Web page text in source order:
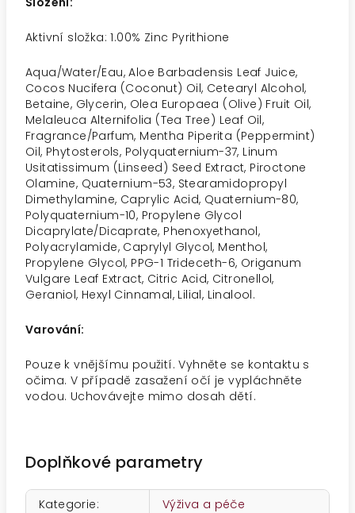
Aktivní složka: 1.00% Zinc Pyrithione
Aqua/Water/Eau, Aloe Barbadensis Leaf Juice,
Cocos Nucifera (Coconut) Oil, Cetearyl Alcohol,
Betaine, Glycerin, Olea Europaea (Olive) Fruit Oil,
Melaleuca Alternifolia (Tea Tree) Leaf Oil,
Fragrance/Parfum, Mentha Piperita (Peppermint)
Oil, Phytosterols, Polyquaternium-37, Linum
Usitatissimum (Linseed) Seed Extract, Piroctone
Olamine, Quaternium-53, Stearamidopropyl
Dimethylamine, Caprylic Acid, Quaternium-80,
Polyquaternium-10, Propylene Glycol
Dicaprylate/Dicaprate, Phenoxyethanol,
Polyacrylamide, Caprylyl Glycol, Menthol,
Propylene Glycol, PPG-1 Trideceth-6, Origanum
Vulgare Leaf Extract, Citric Acid, Citronellol,
Geraniol, Hexyl Cinnamal, Lilial, Linalool.
Varování:
Pouze k vnějšímu použití. Vyhněte se kontaktu s
očima. V případě zasažení očí je vypláchněte
vodou. Uchovávejte mimo dosah dětí.
Doplňkové parametry
Kategorie:
Výživa a péče